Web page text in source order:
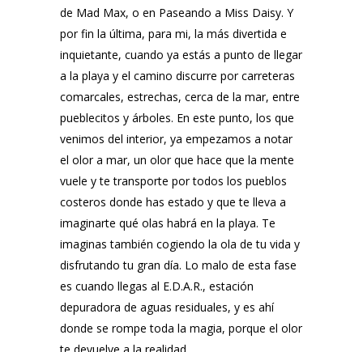
de Mad Max, o en Paseando a Miss Daisy. Y
por fin la última, para mi, la más divertida e
inquietante, cuando ya estás a punto de llegar
a la playa y el camino discurre por carreteras
comarcales, estrechas, cerca de la mar, entre
pueblecitos y árboles. En este punto, los que
venimos del interior, ya empezamos a notar
el olor a mar, un olor que hace que la mente
vuele y te transporte por todos los pueblos
costeros donde has estado y que te lleva a
imaginarte qué olas habrá en la playa. Te
imaginas también cogiendo la ola de tu vida y
disfrutando tu gran día. Lo malo de esta fase
es cuando llegas al E.D.A.R., estación
depuradora de aguas residuales, y es ahí
donde se rompe toda la magia, porque el olor
te devuelve a la realidad.